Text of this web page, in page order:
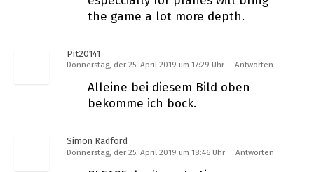
the game a lot more depth.
Pit20141
Donnerstag, der 25. April 2019 um 17:29 Uhr Antworten
Alleine bei diesem Bild oben
bekomme ich bock.
Simon Radford
Donnerstag, der 25. April 2019 um 18:46 Uhr Antworten